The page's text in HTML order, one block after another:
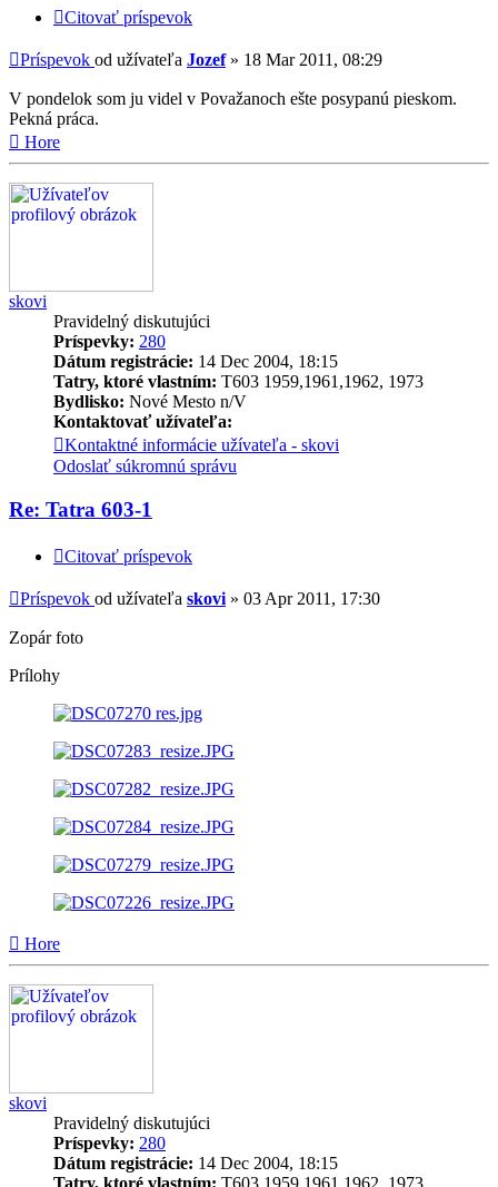
Citovať príspevok
Príspevok od užívateľa Jozef» 18 Mar 2011, 08:29
V pondelok som ju videl v Považanoch ešte posypanú pieskom.
Pekná práca.
Hore
skovi
Pravidelný diskutujúci
Príspevky: 280
Dátum registrácie: 14 Dec 2004, 18:15
Tatry, ktoré vlastním: T603 1959,1961,1962, 1973
Bydlisko: Nové Mesto n/V
Kontaktovať užívateľa:
Kontaktné informácie užívateľa - skovi
Odoslať súkromnú správu
Re: Tatra 603-1
Citovať príspevok
Príspevok od užívateľa skovi » 03 Apr 2011, 17:30
Zopár foto
Prílohy
Hore
skovi
Pravidelný diskutujúci
Príspevky: 280
Dátum registrácie: 14 Dec 2004, 18:15
Tatry, ktoré vlastním: T603 1959,1961,1962, 1973